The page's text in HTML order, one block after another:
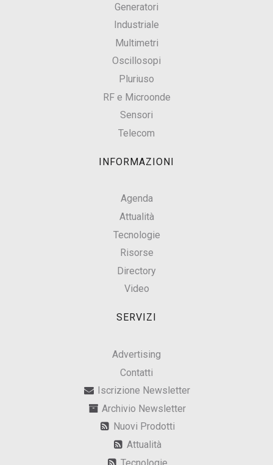
Generatori
Industriale
Multimetri
Oscillosopi
Pluriuso
RF e Microonde
Sensori
Telecom
INFORMAZIONI
Agenda
Attualità
Tecnologie
Risorse
Directory
Video
SERVIZI
Advertising
Contatti
Iscrizione Newsletter
Archivio Newsletter
Nuovi Prodotti
Attualità
Tecnologie